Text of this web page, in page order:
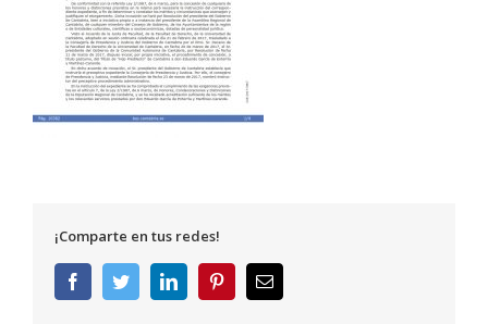
¡Comparte en tus redes!
FacebookTwitterLinkedInPinterestCorreo
electrónico